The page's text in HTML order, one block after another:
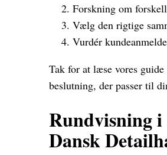
Forskning om
Vælg den rigtige
Vurdér
Tak for at læse vores
beslutning, der passer til
Rundvisning
Dansk